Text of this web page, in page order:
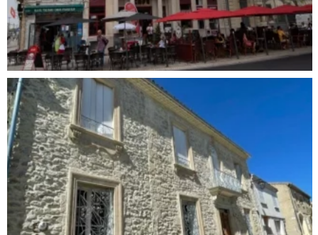
RÉNOVATION DE FAÇADES – 18 AVENUE
FEUCHÈRES À NÎMES
Patrimoine ancien,Peinture & Décoration, Ravalement de façade
Taille et pose de pierres,Zinguerie et Etanchéité